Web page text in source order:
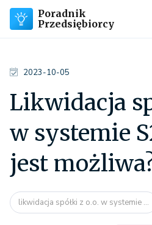
Poradnik
Przedsiębiorcy
2023-10-05
Likwidacja
w systemie
jest
likwidacja spółki z o.o. w systemie ...